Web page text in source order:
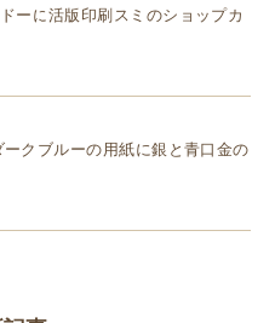
ーに活版印刷スミのショップカ
クブルーの用紙に銀と青口金の